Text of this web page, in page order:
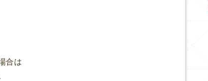
合は